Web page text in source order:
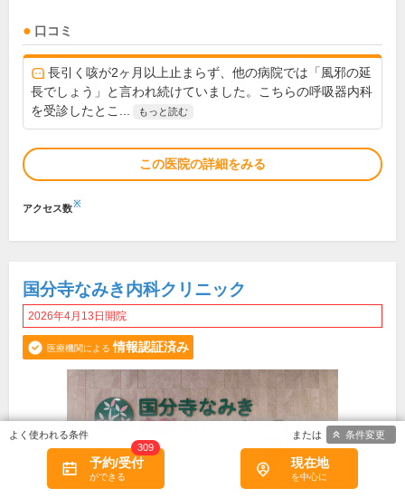
口コミ
長引く咳が2ヶ月以上止まらず、他の病院では「風邪の延
長でしょう」と言われ続けていました。こちらの呼吸器内科
を受診したとこ...
もっと読む
この医院の詳細をみる
アクセス数※
国分寺なみき内科クリニック
2026年4月13日開院
医療機関による 情報認証済み
予約/受付
309
現在地
条件変更